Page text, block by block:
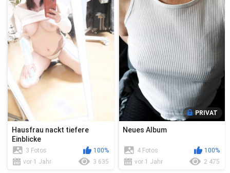
Hausfrau nackt tiefere
Einblicke
3 Fotos
100%
vor 1 Jahr
3 635
PRIVAT
Neues Album
4 Fotos
100%
vor 1 Jahr
2 475